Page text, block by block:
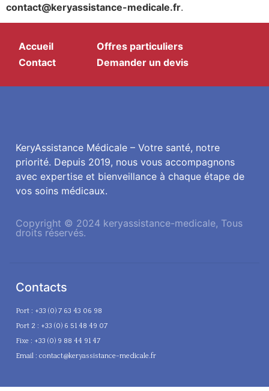
contact@keryassistance-medicale.fr.
Accueil
Offres particuliers
Contact
Demander un devis
KeryAssistance Médicale – Votre santé, notre
priorité. Depuis 2019, nous vous accompagnons
avec expertise et bienveillance à chaque étape de
vos soins médicaux.
Copyright © 2024 keryassistance-medicale, Tous
droits réservés.
Contacts
Port : +33 (0) 7 63 43 06 98
Port 2 : +33 (0) 6 51 48 49 07
Fixe : +33 (0) 9 88 44 91 47
Email : contact@keryassistance-medicale.fr